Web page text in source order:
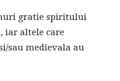
gratie spiritului
iar altele care
sau medievala au